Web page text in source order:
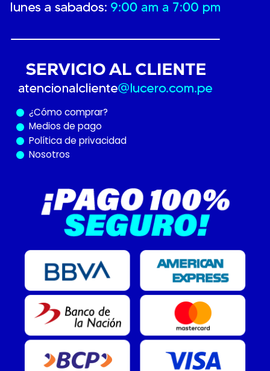
¿Cómo comprar?
Medios de pago
Política de privacidad
Nosotros